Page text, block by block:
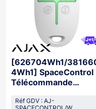
[626704Wh1/
4Wh1] SpaceControl
Télécommande
Réf GDV : AJ-